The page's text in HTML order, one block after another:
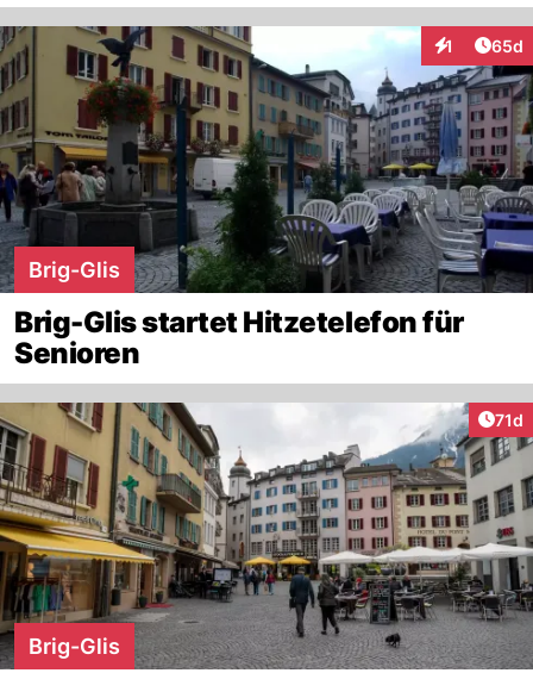
1
Interaktionen
65d
Brig-Glis
Brig-Glis startet Hitzetelefon für
Senioren
71d
Brig-Glis